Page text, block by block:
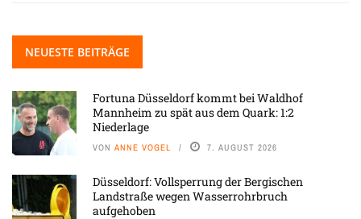
NEUESTE BEITRÄGE
Fortuna Düsseldorf kommt bei Waldhof
Mannheim zu spät aus dem Quark: 1:2
Niederlage
VON ANNE VOGEL 7. AUGUST 2026
Düsseldorf: Vollsperrung der Bergischen
Landstraße wegen Wasserrohrbruch
aufgehoben